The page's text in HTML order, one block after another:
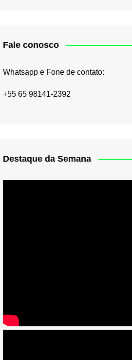
Fale conosco
Whatsapp e Fone de contato:
+55 65 98141-2392
Destaque da Semana